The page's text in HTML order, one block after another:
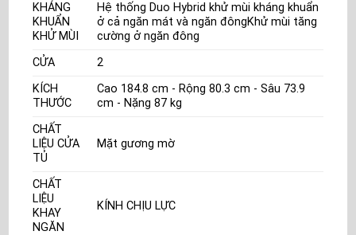
KHÁNG
KHUẨN
KHỬ MÙI
Hệ thống Duo Hybrid khử mùi kháng khuẩn
ở cả ngăn mát và ngăn đôngKhử mùi tăng
cường ở ngăn đông
CỬA
2
KÍCH
THƯỚC
Cao 184.8 cm - Rộng 80.3 cm - Sâu 73.9
cm - Nặng 87 kg
CHẤT
LIỆU CỬA
TỦ
Mặt gương mờ
CHẤT
LIỆU
KHAY
NGĂN
KÍNH CHỊU LỰC